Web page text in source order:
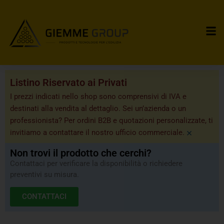
Listino Riservato ai Privati
I prezzi indicati nello shop sono comprensivi di IVA e
destinati alla vendita al dettaglio. Sei un’azienda o un
professionista? Per ordini B2B e quotazioni personalizzate, ti
invitiamo a contattare il nostro ufficio commerciale. ×
Non trovi il prodotto che cerchi?
Contattaci per verificare la disponibilità o richiedere
preventivi su misura.
CONTATTACI